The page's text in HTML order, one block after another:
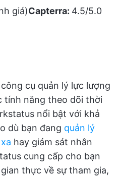
giá)Capterra: 4.5/5.0
cụ quản lý lực lượng
tính năng theo dõi thời
nổi bật với khả
dù bạn đang quản lý
hay giám sát nhân
cung cấp cho bạn
thực về sự tham gia,